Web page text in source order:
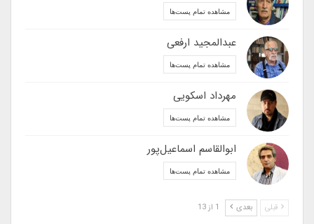
مشاهده تمام پست‌ها
عبدالمجید ارفعی
مشاهده تمام پست‌ها
مهرداد اسکویی
مشاهده تمام پست‌ها
ابوالقاسم اسماعیل‌پور
مشاهده تمام پست‌ها
قبلی بعدی